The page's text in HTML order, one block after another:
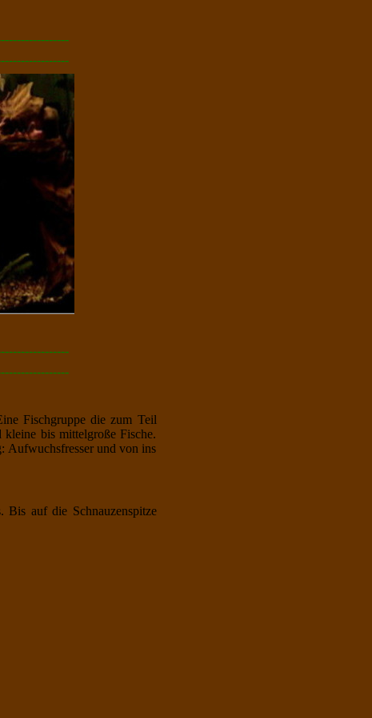
Fischgruppe die zum Teil
bis mittelgroße Fische.
Aufwuchsfresser und von ins
Bis auf die Schnauzenspitze